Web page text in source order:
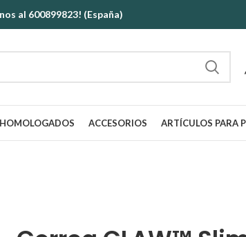
al 600899823! (España)
ACCESORIOS ARTÍCULOS PARA